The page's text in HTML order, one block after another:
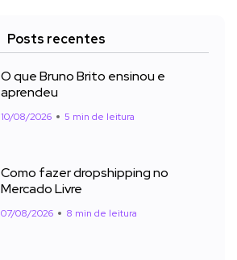
Posts recentes
O que Bruno Brito ensinou e
aprendeu
10/08/2026 5 min de leitura
Como fazer dropshipping no
Mercado Livre
07/08/2026 8 min de leitura